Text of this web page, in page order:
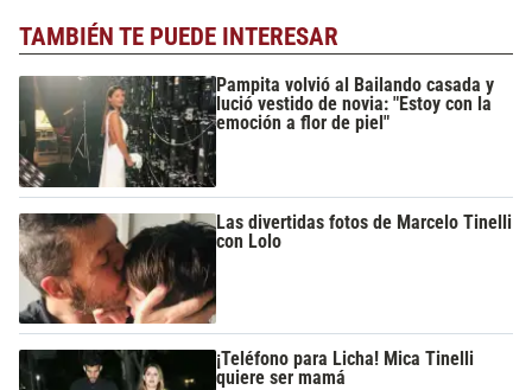
TAMBIÉN TE PUEDE INTERESAR
Pampita volvió al Bailando casada y
lució vestido de novia: "Estoy con la
emoción a flor de piel"
Las divertidas fotos de Marcelo Tinelli
con Lolo
¡Teléfono para Licha! Mica Tinelli
quiere ser mamá